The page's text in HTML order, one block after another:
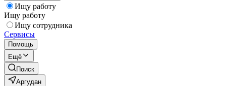
Ищу работу
Ищу работу
Ищу сотрудника
Сервисы
Помощь
Ещё
Поиск
Аргудан